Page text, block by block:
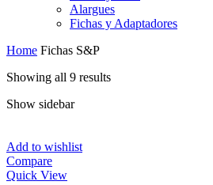
Alargues
Fichas y Adaptadores
Home Fichas S&P
Showing all 9 results
Show sidebar
Add to wishlist
Compare
Quick View